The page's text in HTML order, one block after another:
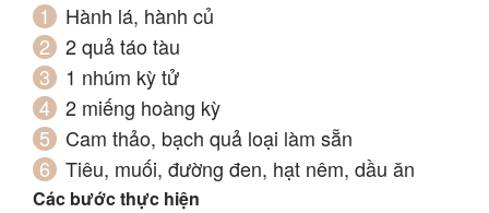
Hành lá, hành củ
2 quả táo tàu
1 nhúm kỳ tử
2 miếng hoàng kỳ
Cam thảo, bạch quả loại làm sẵn
Tiêu, muối, đường đen, hạt nêm, dầu ăn
Các bước thực hiện